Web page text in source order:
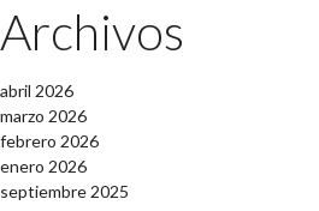
Archivos
abril 2026
marzo 2026
febrero 2026
enero 2026
septiembre 2025